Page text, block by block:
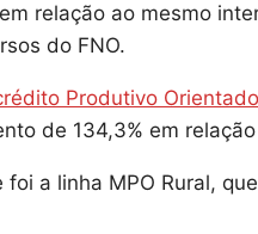
relação ao mesmo
do FNO.
Produtivo
de 134,3% em
a linha MPO Rural,